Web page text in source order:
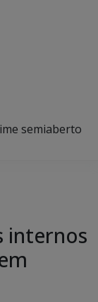
semiaberto
internos